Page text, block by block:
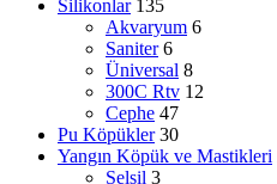
Silikonlar 135
Akvaryum 6
Saniter 6
Üniversal 8
300C Rtv 12
Cephe 47
Pu Köpükler 30
Yangın Köpük ve Mastikleri
Selsil 3